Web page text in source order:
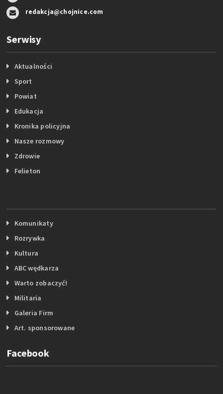
redakcja@chojnice.com
Serwisy
Aktualności
Sport
Powiat
Edukacja
Kronika policyjna
Nasze rozmowy
Zdrowie
Felieton
Komunikaty
Rozrywka
Kultura
ABC wędkarza
Warto zobaczyć!
Militaria
Galeria Firm
Art. sponsorowane
Facebook